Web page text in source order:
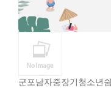
군포남자중장기청소년